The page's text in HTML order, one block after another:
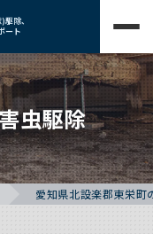
除、
ート
虫駆除
愛知県北設楽郡東栄町